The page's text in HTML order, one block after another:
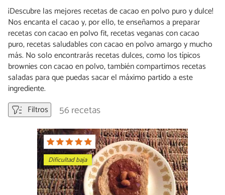
¡Descubre las mejores recetas de cacao en polvo puro y dulce!
Nos encanta el cacao y, por ello, te enseñamos a preparar
recetas con cacao en polvo fit, recetas veganas con cacao
puro, recetas saludables con cacao en polvo amargo y mucho
más. No solo encontrarás recetas dulces, como los típicos
brownies con cacao en polvo, también compartimos recetas
saladas para que puedas sacar el máximo partido a este
ingrediente.
Filtros
56 recetas
Dificultad baja